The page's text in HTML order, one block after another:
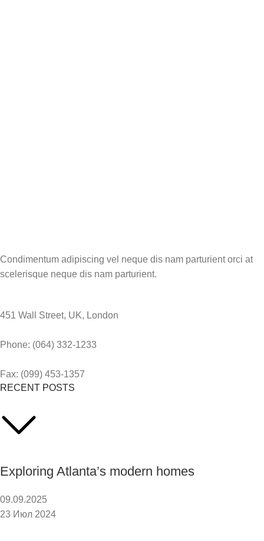
Condimentum adipiscing vel neque dis nam parturient orci at
scelerisque neque dis nam parturient.
451 Wall Street, UK, London
Phone: (064) 332-1233
Fax: (099) 453-1357
RECENT POSTS
Exploring Atlanta’s modern homes
09.09.2025
23 Июл 2024